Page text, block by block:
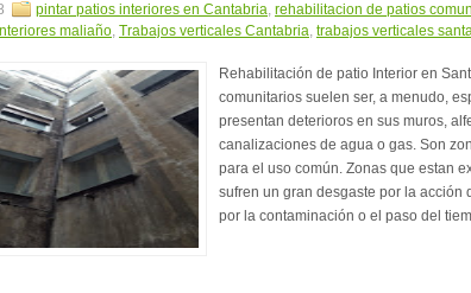
pintar patios interiores en Cantabria, rehabilitacion de patios
maliaño, Trabajos verticales Cantabria, trabajos verticales
Rehabilitación de patio Interior en
comunitarios suelen ser, a menudo,
presentan deterioros en sus muros,
canalizaciones de agua o gas. Son
para el uso común. Zonas que estan
sufren un gran desgaste por la acción
por la contaminación o el paso del